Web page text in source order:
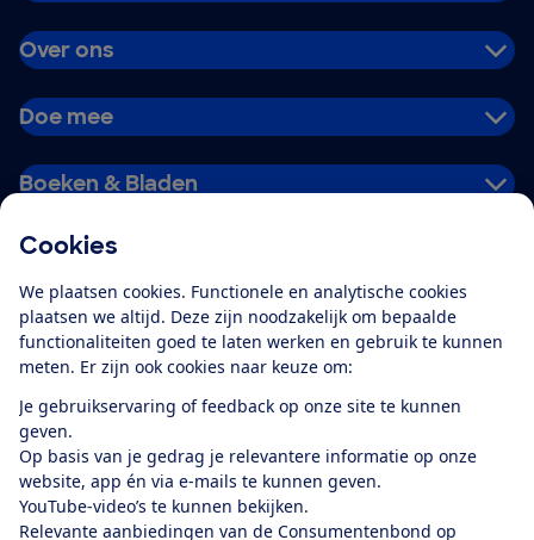
Cookies
We plaatsen cookies. Functionele en analytische cookies
plaatsen we altijd. Deze zijn noodzakelijk om bepaalde
functionaliteiten goed te laten werken en gebruik te kunnen
meten. Er zijn ook cookies naar keuze om:
Je gebruikservaring of feedback op onze site te kunnen
geven.
Op basis van je gedrag je relevantere informatie op onze
website, app én via e-mails te kunnen geven.
YouTube-video’s te kunnen bekijken.
Relevante aanbiedingen van de Consumentenbond op
Over ons
Doe mee
Boeken & Bladen
Alles over de
app
Algemene Voorwaarden
Privacyverklaring
Cookiebeleid
Privacyvoorkeuren